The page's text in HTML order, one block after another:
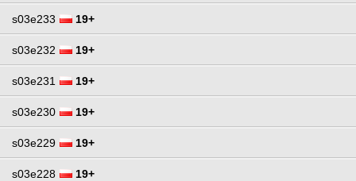
s03e233 19+
s03e232 19+
s03e231 19+
s03e230 19+
s03e229 19+
s03e228 19+